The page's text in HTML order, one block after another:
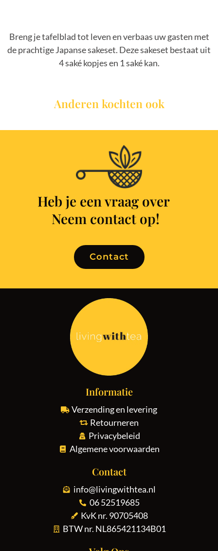
Breng je tafelblad tot leven en verbaas uw gasten met
de prachtige Japanse sakeset. Deze sakeset bestaat uit
4 saké kopjes en 1 saké kan.
Anderen kochten ook
Heb je een vraag over
Neem contact op!
Contact
Informatie
Verzending en levering
Retourneren
Privacybeleid
Algemene voorwaarden
Contact
info@livingwithtea.nl
06 52519685
KvK nr. 90705408
BTW nr. NL865421134B01